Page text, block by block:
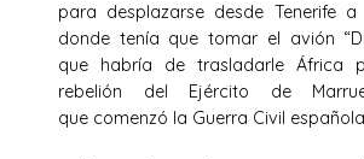
para desplazarse desde Tenerife a
donde tenía que tomar el avión
que habría de trasladarle África
rebelión del Ejército de
que comenzó la Guerra Civil